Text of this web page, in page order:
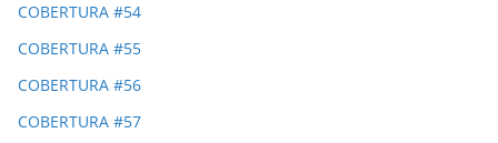
COBERTURA #54
COBERTURA #55
COBERTURA #56
COBERTURA #57